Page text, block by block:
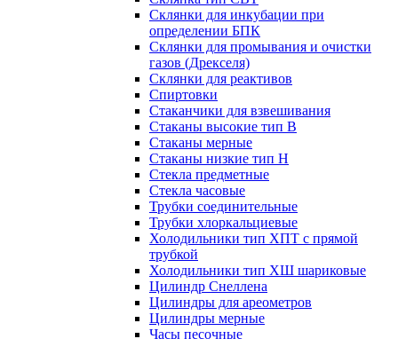
Склянки для инкубации при
определении БПК
Склянки для промывания и очистки
газов (Дрекселя)
Склянки для реактивов
Спиртовки
Стаканчики для взвешивания
Стаканы высокие тип В
Стаканы мерные
Стаканы низкие тип Н
Стекла предметные
Стекла часовые
Трубки соединительные
Трубки хлоркальциевые
Холодильники тип ХПТ с прямой
трубкой
Холодильники тип ХШ шариковые
Цилиндр Снеллена
Цилиндры для ареометров
Цилиндры мерные
Часы песочные